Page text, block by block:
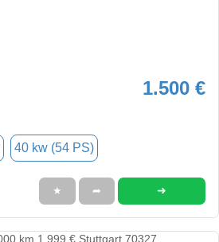
1.500 €
40 kw (54 PS)
★ ➦ ➜